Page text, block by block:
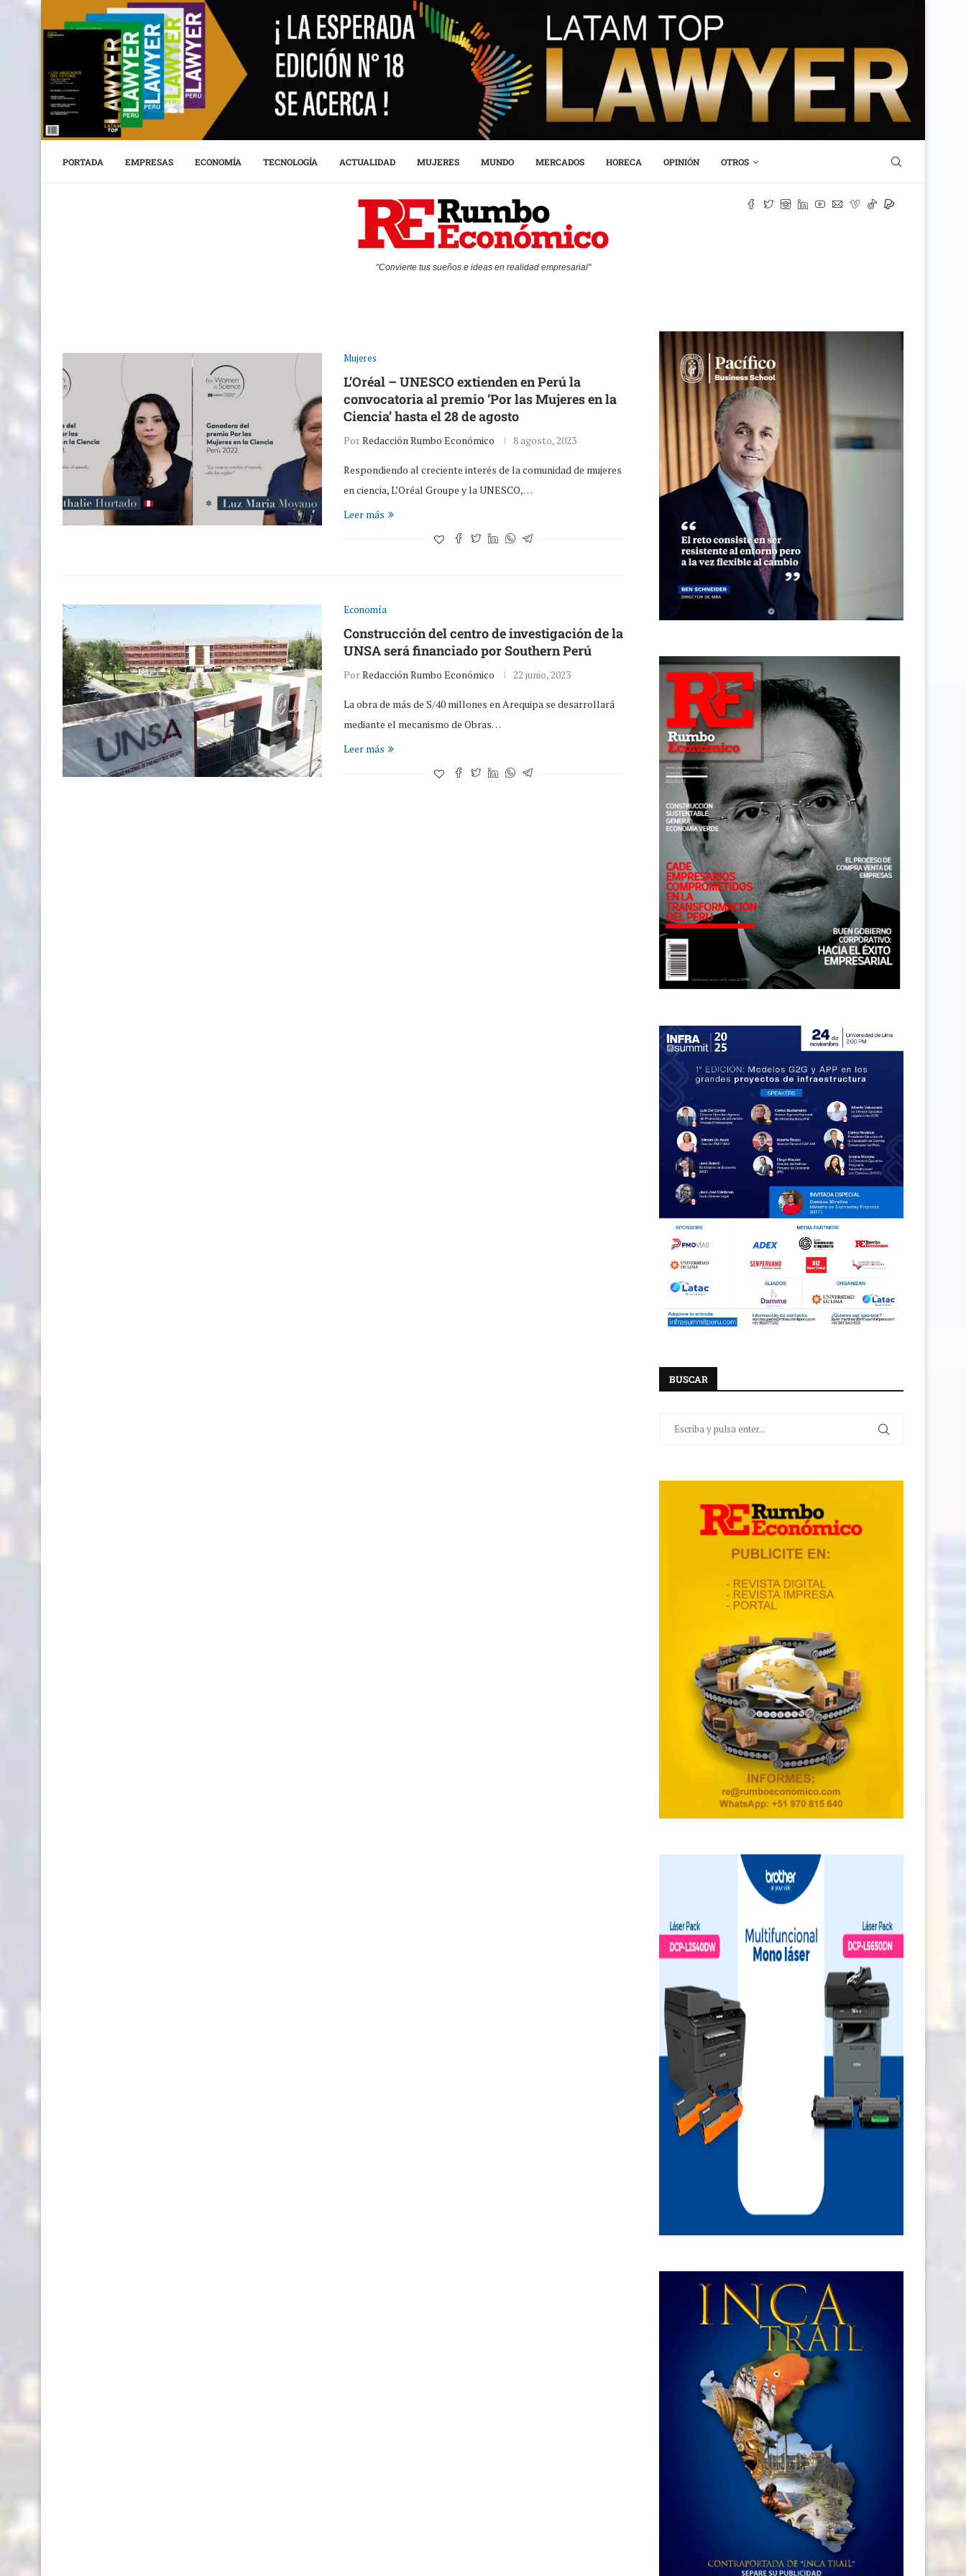
PORTADA EMPRESAS ECONOMÍA TECNOLOGÍA ACTUALIDAD MUJERES MUNDO MERCADOS HORECA OPINIÓN OTROS
"Convierte tus sueños e ideas en realidad empresarial"
Mujeres
L’Oréal – UNESCO extienden en Perú la
convocatoria al premio ‘Por las Mujeres en la
Ciencia’ hasta el 28 de agosto
PorRedacción Rumbo Económico 8 agosto, 2023
Respondiendo al creciente interés de la comunidad de mujeres
en ciencia, L’Oréal Groupe y la UNESCO,…
Leer más
Economía
Construcción del centro de investigación de la
UNSA será financiado por Southern Perú
PorRedacción Rumbo Económico 22 junio, 2023
La obra de más de S/40 millones en Arequipa se desarrollará
mediante el mecanismo de Obras…
Leer más
BUSCAR